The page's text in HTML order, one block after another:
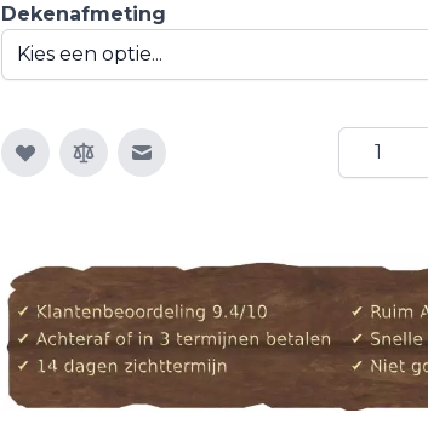
Dekenafmeting
E-mail naar een vriend
Aantal